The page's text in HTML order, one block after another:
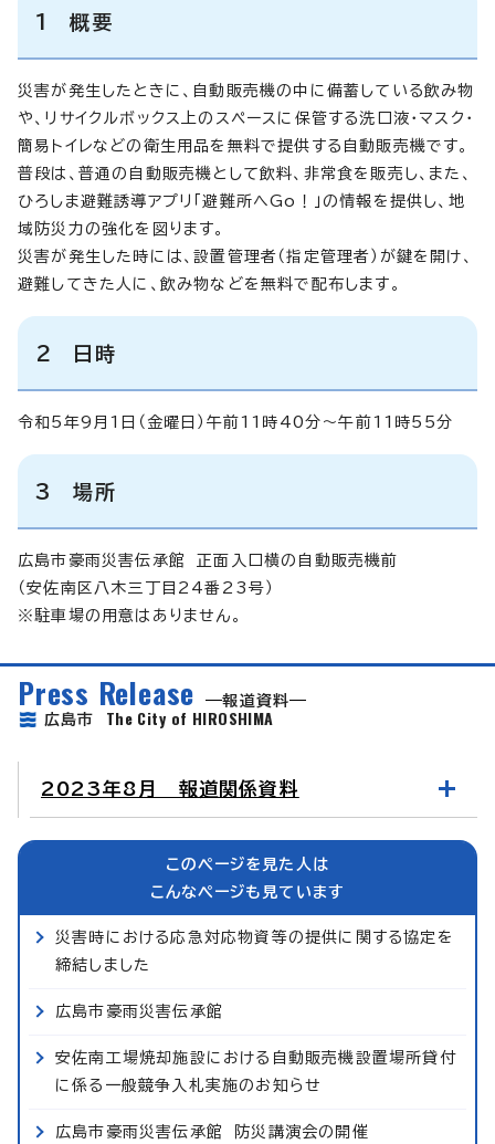
1 概要
災害が発生したときに、自動販売機の中に備蓄している飲み物
や、リサイクルボックス上のスペースに保管する洗口液・マスク・
簡易トイレなどの衛生用品を無料で提供する自動販売機です。
普段は、普通の自動販売機として飲料、非常食を販売し、また、
ひろしま避難誘導アプリ「避難所へGo！」の情報を提供し、地
域防災力の強化を図ります。
災害が発生した時には、設置管理者（指定管理者）が鍵を開け、
避難してきた人に、飲み物などを無料で配布します。
2 日時
令和5年9月1日（金曜日）午前11時40分～午前11時55分
3 場所
広島市豪雨災害伝承館 正面入口横の自動販売機前
（安佐南区八木三丁目24番23号）
※駐車場の用意はありません。
Press Release
報道資料
広島市 The City of HIROSHIMA
2023年8月 報道関係資料
このページを見た人は
こんなページも見ています
災害時における応急対応物資等の提供に関する協定を
締結しました
広島市豪雨災害伝承館
安佐南工場焼却施設における自動販売機設置場所貸付
に係る一般競争入札実施のお知らせ
広島市豪雨災害伝承館 防災講演会の開催